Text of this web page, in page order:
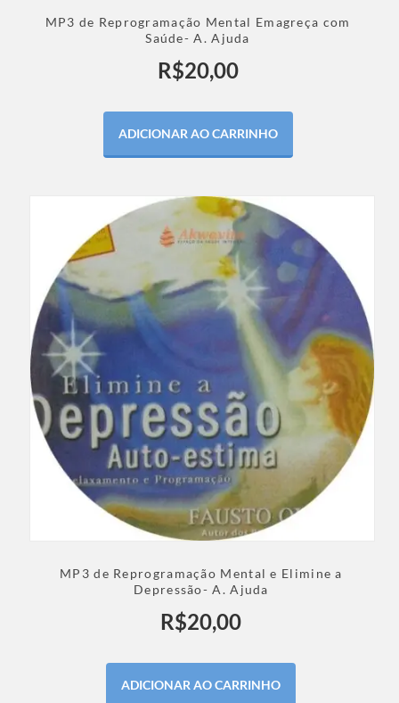
MP3 de Reprogramação Mental Emagreça com
Saúde- A. Ajuda
R$20,00
ADICIONAR AO CARRINHO
MP3 de Reprogramação Mental e Elimine a
Depressão- A. Ajuda
R$20,00
ADICIONAR AO CARRINHO